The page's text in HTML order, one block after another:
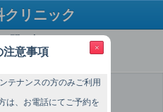
クリニック
問い合わせください
2981
×
注意事項
テナンスの方のみご利用
は、お電話にてご予約を